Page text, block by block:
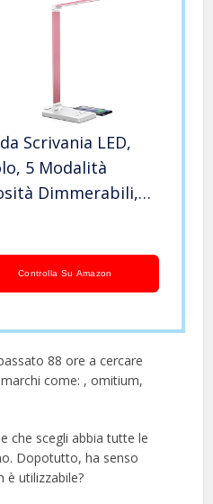
Scrivania LED,
5 Modalità
Dimmerabili,
Tocco-
Controlla Su Amazon
88 ore a cercare
come: , omitium,
che scegli abbia tutte le
Dopotutto, ha senso
è utilizzabile?